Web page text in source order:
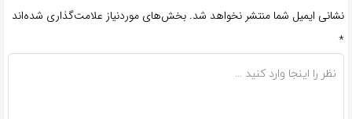
نشانی ایمیل شما منتشر نخواهد شد. بخش‌های موردنیاز علامت‌گذاری شده‌اند
*